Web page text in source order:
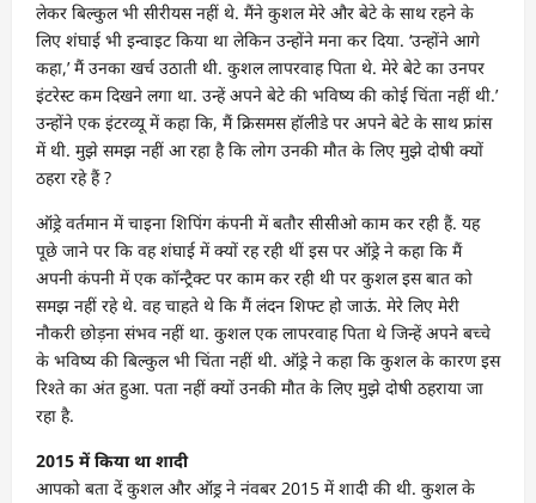
लेकर बिल्‍कुल भी सीरीयस नहीं थे. मैंने कुशल मेरे और बेटे के साथ रहने के
लिए शंघाई भी इन्‍वाइट किया था लेकिन उन्‍होंने मना कर दिया. ‘उन्‍होंने आगे
कहा,’ मैं उनका खर्च उठाती थी. कुशल लापरवाह पिता थे. मेरे बेटे का उनपर
इंटरेस्‍ट कम दिखने लगा था. उन्‍हें अपने बेटे की भविष्‍य की कोई चिंता नहीं थी.’
उन्‍होंने एक इंटरव्‍यू में कहा कि, मैं क्रिसमस हॉलीडे पर अपने बेटे के साथ फ्रांस
में थी. मुझे समझ नहीं आ रहा है कि लोग उनकी मौत के लिए मुझे दोषी क्‍यों
ठहरा रहे हैं ?
ऑड्रे वर्तमान में चाइना शिपिंग कंपनी में बतौर सीसीओ काम कर रही हैं. यह
पूछे जाने पर कि वह शंघाई में क्यों रह रही थीं इस पर ऑड्रे ने कहा कि मैं
अपनी कंपनी में एक कॉन्ट्रैक्ट पर काम कर रही थी पर कुशल इस बात को
समझ नहीं रहे थे. वह चाहते थे कि मैं लंदन शिफ्ट हो जाऊं. मेरे लिए मेरी
नौकरी छोड़ना संभव नहीं था. कुशल एक लापरवाह पिता थे जिन्हें अपने बच्चे
के भविष्य की बिल्कुल भी चिंता नहीं थी. ऑड्रे ने कहा कि कुशल के कारण इस
रिश्ते का अंत हुआ. पता नहीं क्यों उनकी मौत के लिए मुझे दोषी ठहराया जा
रहा है.
2015 में किया था शादी
आपको बता दें कुशल और ऑड्र ने नंवबर 2015 में शादी की थी. कुशल के